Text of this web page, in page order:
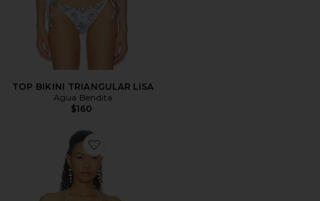
TOP BIKINI TRIANGULAR LISA
Agua Bendita
$160
Favorite TOP BIKINI TRIANGULAR BEA